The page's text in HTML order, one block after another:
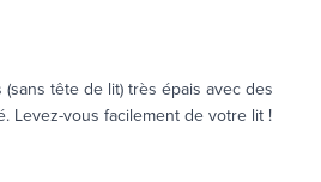
tête de lit) très épais avec des
Levez-vous facilement de votre lit !